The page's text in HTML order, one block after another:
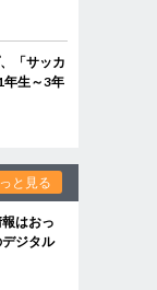
「サッカ
生～3年
と見る
はおっ
ジタル